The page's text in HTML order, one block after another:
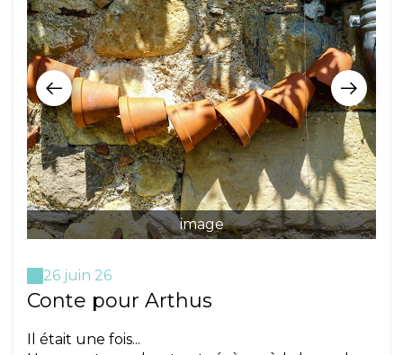
image
26 juin 26
Conte pour Arthus
Il était une fois...